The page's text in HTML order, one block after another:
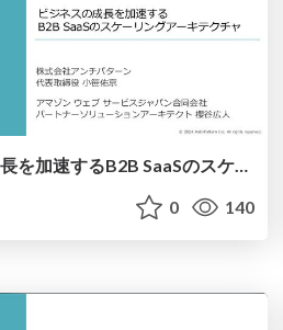
ビジネスの成長を加速するB2B SaaSのスケーリングアーキテクチャ / Scaling Architecture for B2B SaaS to Accelerate Business Growth
0 140